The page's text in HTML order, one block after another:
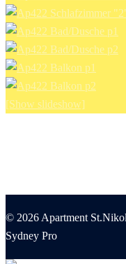
[Show slideshow]
© 2026 Apartment
Sydney Pro